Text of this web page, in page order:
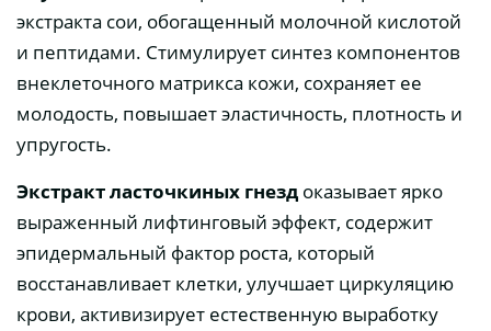
экстракта сои, обогащенный молочной кислотой
и пептидами. Стимулирует синтез компонентов
внеклеточного матрикса кожи, сохраняет ее
молодость, повышает эластичность, плотность и
упругость.
Экстракт ласточкиных гнезд оказывает ярко
выраженный лифтинговый эффект, содержит
эпидермальный фактор роста, который
восстанавливает клетки, улучшает циркуляцию
крови, активизирует естественную выработку